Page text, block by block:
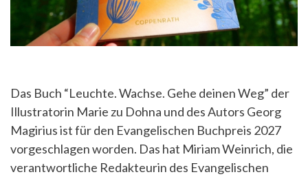
Das Buch “Leuchte. Wachse. Gehe deinen Weg” der
Illustratorin Marie zu Dohna und des Autors Georg
Magirius ist für den Evangelischen Buchpreis 2027
vorgeschlagen worden. Das hat Miriam Weinrich, die
verantwortliche Redakteurin des Evangelischen